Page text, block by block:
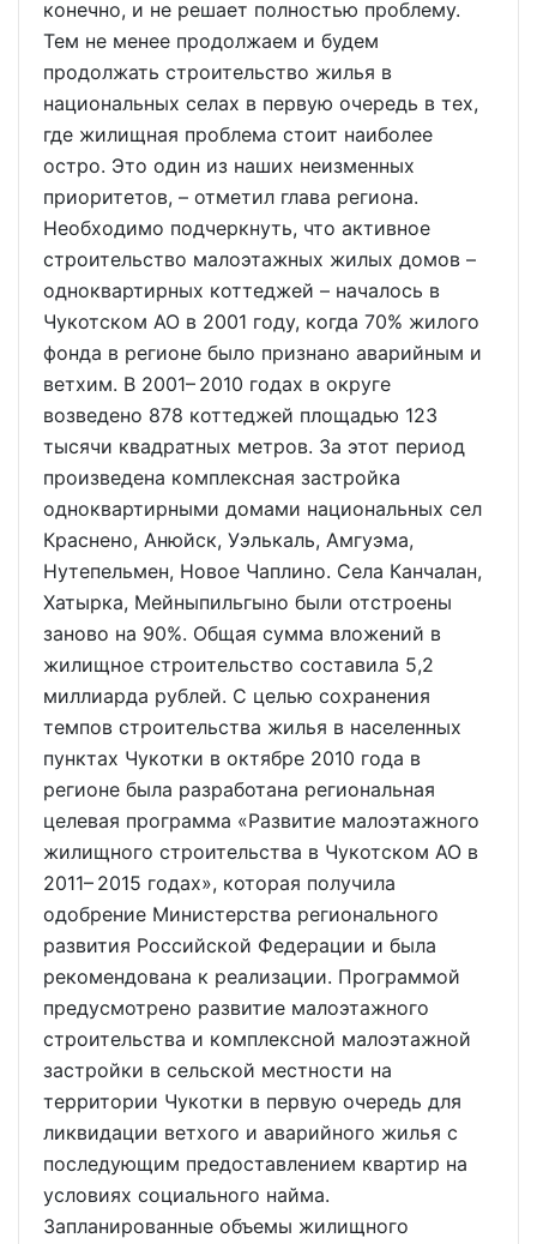
конечно, и не решает полностью проблему.
Тем не менее продолжаем и будем
продолжать строительство жилья в
национальных селах в первую очередь в тех,
где жилищная проблема стоит наиболее
остро. Это один из наших неизменных
приоритетов, – отметил глава региона.
Необходимо подчеркнуть, что активное
строительство малоэтажных жилых домов –
одноквартирных коттеджей – началось в
Чукотском АО в 2001 году, когда 70% жилого
фонда в регионе было признано аварийным и
ветхим. В 2001– 2010 годах в округе
возведено 878 коттеджей площадью 123
тысячи квадратных метров. За этот период
произведена комплексная застройка
одноквартирными домами национальных сел
Краснено, Анюйск, Уэлькаль, Амгуэма,
Нутепельмен, Новое Чаплино. Села Канчалан,
Хатырка, Мейныпильгыно были отстроены
заново на 90%. Общая сумма вложений в
жилищное строительство составила 5,2
миллиарда рублей. С целью сохранения
темпов строительства жилья в населенных
пунктах Чукотки в октябре 2010 года в
регионе была разработана региональная
целевая программа «Развитие малоэтажного
жилищного строительства в Чукотском АО в
2011– 2015 годах», которая получила
одобрение Министерства регионального
развития Российской Федерации и была
рекомендована к реализации. Программой
предусмотрено развитие малоэтажного
строительства и комплексной малоэтажной
застройки в сельской местности на
территории Чукотки в первую очередь для
ликвидации ветхого и аварийного жилья с
последующим предоставлением квартир на
условиях социального найма.
Запланированные объемы жилищного